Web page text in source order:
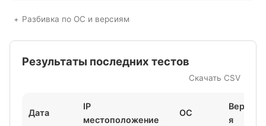
Разбивка по ОС и версиям
Результаты последних тестов
Скачать CSV
Дата
IP
местоположение
ОС
Верси
я